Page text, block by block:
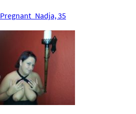
Pregnant_Nadja, 35